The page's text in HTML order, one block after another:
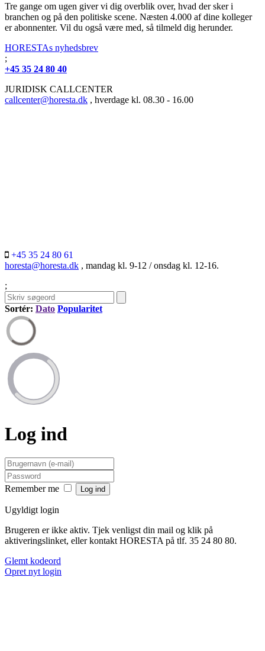
Tre gange om ugen giver vi dig overblik over, hvad der sker i
branchen og på den politiske scene. Næsten 4.000 af dine kolleger
er abonnenter. Vil du også være med, så tilmeld dig herunder.
HORESTAs nyhedsbrev
;
+45 35 24 80 40
JURIDISK CALLCENTER
callcenter@horesta.dk , hverdage kl. 08.30 - 16.00
+45 35 24 80 61
horesta@horesta.dk , mandag kl. 9-12 / onsdag kl. 12-16.
;
Sortér: Dato Popularitet
Log ind
Remember me
Ugyldigt login
Brugeren er ikke aktiv. Tjek venligst din mail og klik på
aktiveringslinket, eller kontakt HORESTA på tlf. 35 24 80 80.
Glemt kodeord
Opret nyt login